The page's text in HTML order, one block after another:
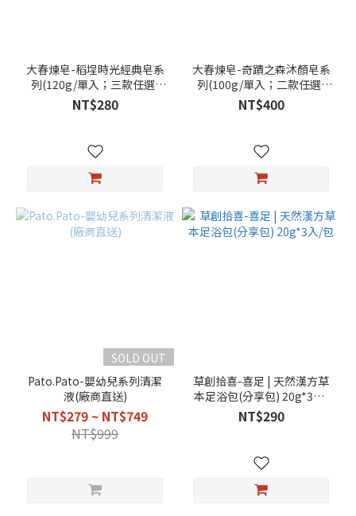
大春煉皂-稻埕時光經典皂系
列(120g/單入；三款任選)
(廠商直送)
NT$280
大春煉皂-奇蹟之森沐顏皂系
列(100g/單入；二款任選)
(廠商直送)
NT$400
SOLD OUT
Pato.Pato-嬰幼兒系列清潔
液(廠商直送)
NT$279 ~ NT$749
NT$999
草創拾喜-喜足 | 天然漢方草
本足浴包(分享包) 20g*3入/
包
NT$290